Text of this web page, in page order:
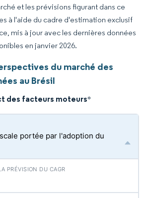
et les prévisions figurant dans ce
à l'aide du cadre d'estimation exclusif
mis à jour avec les dernières données
en janvier 2026.
du marché des
au Brésil
des facteurs moteurs*
portée par l'adoption du